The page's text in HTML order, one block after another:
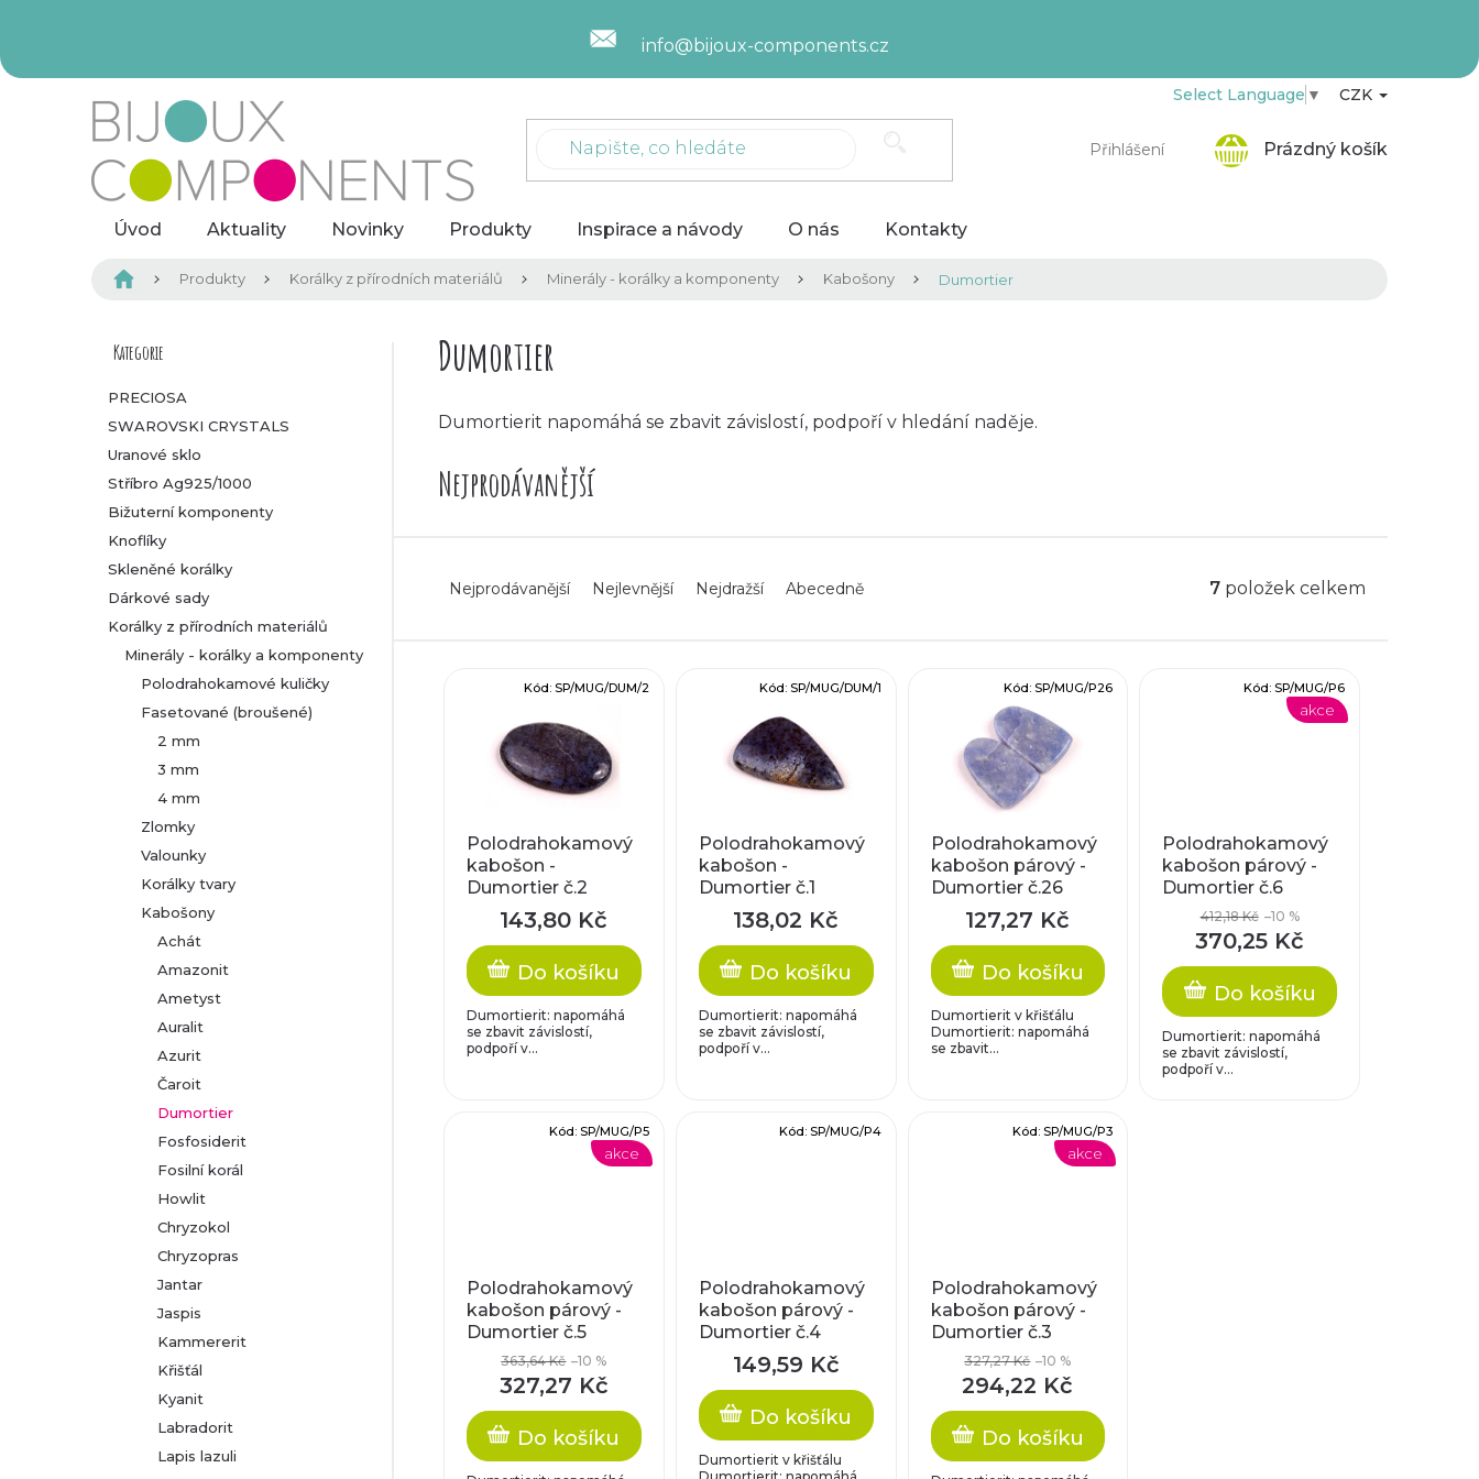
info@bijoux-components.cz
Přihlášení
Select Language ▼ CZK
Prázdný košík
Úvod Aktuality Novinky Produkty Inspirace a návody O nás Kontakty
Domů Produkty Korálky z přírodních materiálů Minerály - korálky a komponenty Kabošony Dumortier
P
o
s
t
r
a
n
Přeskočit
Kategorie
PRECIOSA
SWAROVSKI CRYSTALS
Uranové sklo
Stříbro Ag925/1000
Bižuterní komponenty
Knoflíky
Skleněné korálky
Dárkové sady
Korálky z přírodních materiálů
Minerály - korálky a komponenty
Polodrahokamové kuličky
Fasetované (broušené)
2 mm
3 mm
4 mm
Zlomky
Valounky
Korálky tvary
Kabošony
Achát
Amazonit
Ametyst
Auralit
Azurit
Čaroit
Dumortier
Fosfosiderit
Fosilní korál
Howlit
Chryzokol
Chryzopras
Jantar
Jaspis
Kammererit
Křišťál
Kyanit
Labradorit
Lapis lazuli
Dumortier
Dumortierit napomáhá se zbavit závislostí, podpoří v hledání naděje.
Nejprodávanější
Nejprodávanější Nejlevnější Nejdražší Abecedně 7 položek celkem
Polodrahokamový
kabošon -
Dumortier č.2
143,80 Kč
Do košíku
Dumortierit: napomáhá
se zbavit závislostí,
podpoří v...
Kód: SP/MUG/DUM/2
Polodrahokamový
kabošon -
Dumortier č.1
138,02 Kč
Do košíku
Dumortierit: napomáhá
se zbavit závislostí,
podpoří v...
Kód: SP/MUG/DUM/1
Polodrahokamový
kabošon párový -
Dumortier č.26
127,27 Kč
Do košíku
Dumortierit v křišťálu
Dumortierit: napomáhá
se zbavit...
Kód:SP/MUG/P26
akce
Polodrahokamový
kabošon párový -
Dumortier č.6
412,18 Kč –10 %
370,25 Kč
Do košíku
Dumortierit: napomáhá
se zbavit závislostí,
podpoří v...
Kód: SP/MUG/P6
akce
Polodrahokamový
kabošon párový -
Dumortier č.5
363,64 Kč –10 %
327,27 Kč
Do košíku
Kód: SP/MUG/P5
Polodrahokamový
kabošon párový -
Dumortier č.4
149,59 Kč
Do košíku
Dumortierit v křišťálu
Kód: SP/MUG/P4
akce
Polodrahokamový
kabošon párový -
Dumortier č.3
327,27 Kč –10 %
294,22 Kč
Do košíku
Kód:SP/MUG/P3